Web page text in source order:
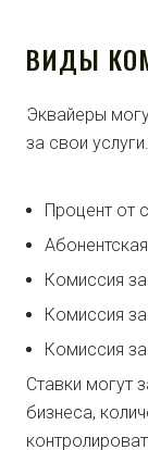
ВИДЫ
Эквайеры
за свои
Процент от
Комиссия
Комиссия
Комиссия
Ставки могут
бизнеса,